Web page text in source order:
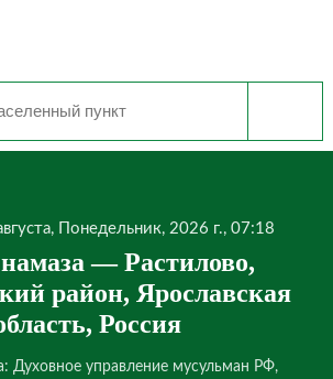
Понедельник, 2026 г., 07:18
— Растилово,
район, Ярославская
Россия
Духовное управление мусульман РФ,